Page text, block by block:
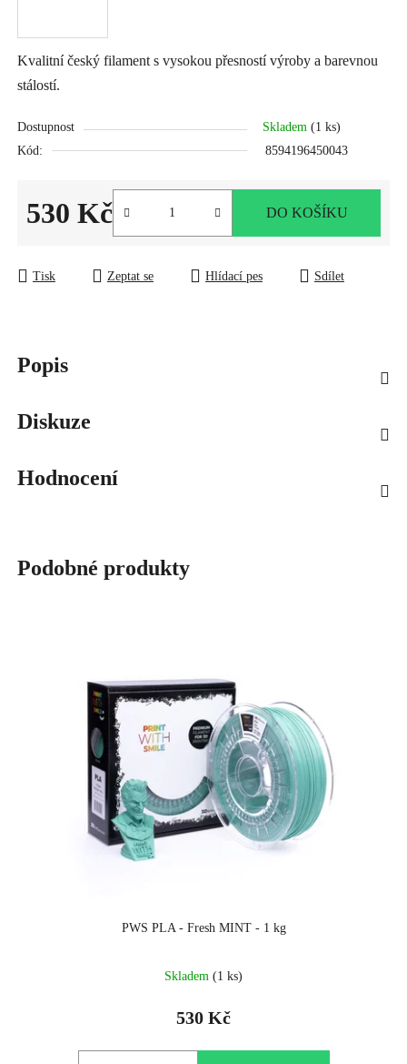
Kvalitní český filament s vysokou přesností výroby a barevnou
stálostí.
Dostupnost Skladem (1 ks)
Kód:
8594196450043
530 Kč DO KOŠÍKU
Tisk Zeptat se Hlídací pes Sdílet
Popis
Diskuze
Hodnocení
Podobné produkty
PWS PLA - Fresh MINT - 1 kg
Skladem (1 ks)
530 Kč